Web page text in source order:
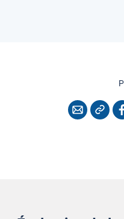
CourrielCopier